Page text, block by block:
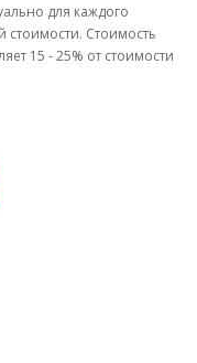
для каждого
стоимости. Стоимость
15 - 25% от стоимости